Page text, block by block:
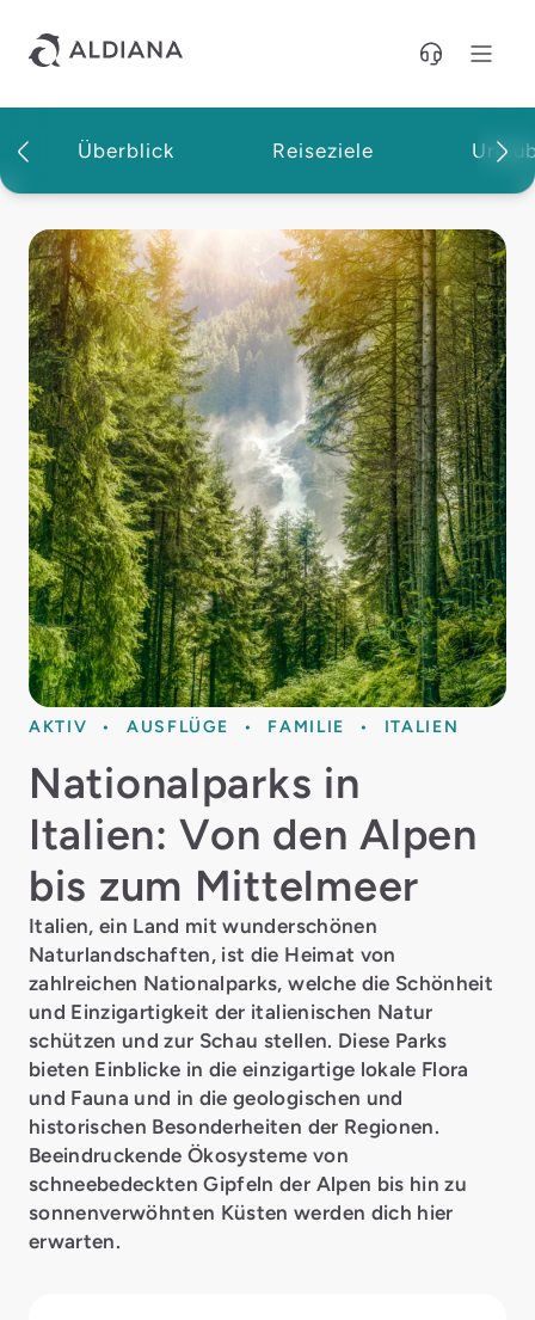
Überblick Reiseziele
Magazin | Aldiana Reisemagazin
AKTIV AUSFLÜGE FAMILIE ITALIEN
Nationalparks in
Italien: Von den Alpen
bis zum Mittelmeer
Italien, ein Land mit wunderschönen
Naturlandschaften, ist die Heimat von
zahlreichen Nationalparks, welche die Schönheit
und Einzigartigkeit der italienischen Natur
schützen und zur Schau stellen. Diese Parks
bieten Einblicke in die einzigartige lokale Flora
und Fauna und in die geologischen und
historischen Besonderheiten der Regionen.
Beeindruckende Ökosysteme von
schneebedeckten Gipfeln der Alpen bis hin zu
sonnenverwöhnten Küsten werden dich hier
erwarten.